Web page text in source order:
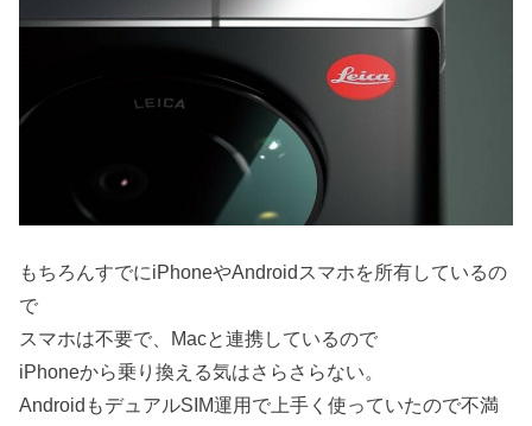
もちろんすでにiPhoneやAndroidスマホを所有しているの
で
スマホは不要で、Macと連携しているので
iPhoneから乗り換える気はさらさらない。
AndroidもデュアルSIM運用で上手く使っていたので不満